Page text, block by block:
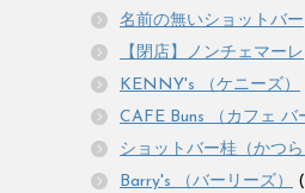
名前の無いショットバ
【閉店】ノンチェマーレ
KENNY's （ケニーズ）
CAFE Buns （カフェ バ
ショットバー桂（かつら
Barry's （バーリーズ）